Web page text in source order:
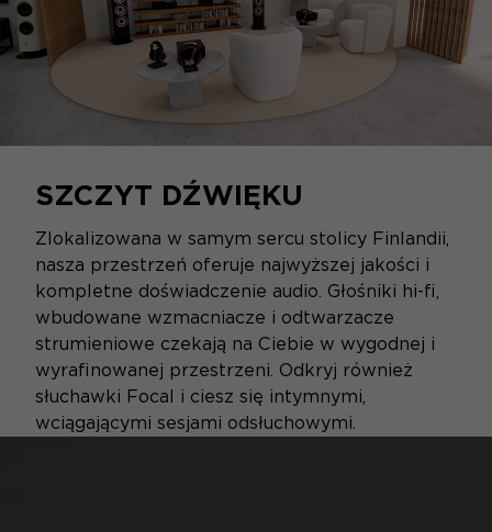
SZCZYT DŹWIĘKU
Zlokalizowana w samym sercu stolicy Finlandii,
nasza przestrzeń oferuje najwyższej jakości i
kompletne doświadczenie audio. Głośniki hi-fi,
wbudowane wzmacniacze i odtwarzacze
strumieniowe czekają na Ciebie w wygodnej i
wyrafinowanej przestrzeni. Odkryj również
słuchawki Focal i ciesz się intymnymi,
wciągającymi sesjami odsłuchowymi.